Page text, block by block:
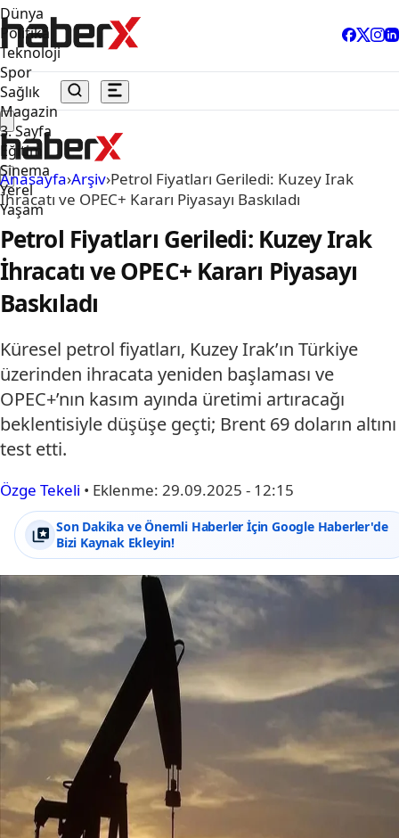
Dünya
Politika
Teknoloji
Spor
Sağlık
Magazin
3. Sayfa
Eğitim
Sinema
Yerel
Yaşam
Anasayfa›Arşiv›Petrol Fiyatları Geriledi: Kuzey Irak
İhracatı ve OPEC+ Kararı Piyasayı Baskıladı
Petrol Fiyatları Geriledi: Kuzey Irak
İhracatı ve OPEC+ Kararı Piyasayı
Baskıladı
Küresel petrol fiyatları, Kuzey Irak’ın Türkiye
üzerinden ihracata yeniden başlaması ve
OPEC+’nın kasım ayında üretimi artıracağı
beklentisiyle düşüşe geçti; Brent 69 doların altını
test etti.
Özge Tekeli • Eklenme: 29.09.2025 - 12:15
Son Dakika ve Önemli Haberler İçin Google Haberler'de
Bizi Kaynak Ekleyin!